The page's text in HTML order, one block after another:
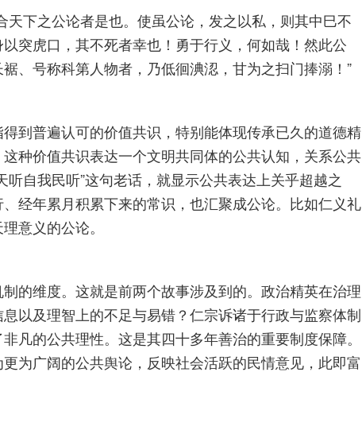
天下之公论者是也。使虽公论，发之以私，则其中巳不
突虎口，其不死者幸也！勇于行义，何如哉！然此公
、号称科第人物者，乃低徊淟涊，甘为之扫门捧溺！”
到普遍认可的价值共识，特别能体现传承已久的道德精
种价值共识表达一个文明共同体的公共认知，关系公共
自我民听”这句老话，就显示公共表达上关乎超越之
经年累月积累下来的常识，也汇聚成公论。比如仁义礼
意义的公论。
的维度。这就是前两个故事涉及到的。政治精英在治理
以及理智上的不足与易错？仁宗诉诸于行政与监察体制
凡的公共理性。这是其四十多年善治的重要制度保障。
为广阔的公共舆论，反映社会活跃的民情意见，此即富